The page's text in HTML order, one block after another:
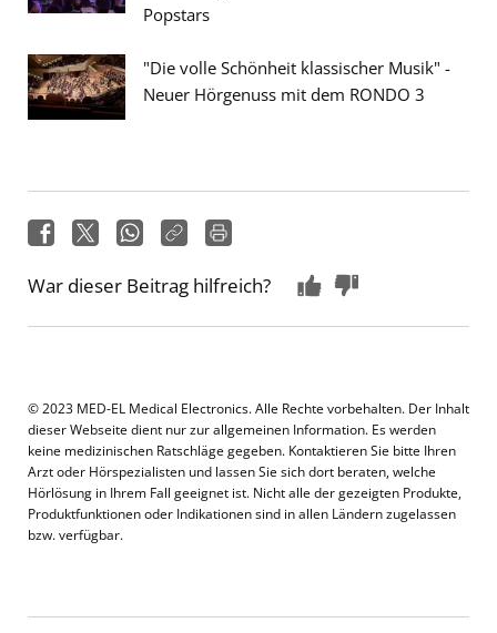
Popstars
"Die volle Schönheit klassischer Musik" -
Neuer Hörgenuss mit dem RONDO 3
War dieser Beitrag hilfreich?
© 2023 MED-EL Medical Electronics. Alle Rechte vorbehalten. Der Inhalt
dieser Webseite dient nur zur allgemeinen Information. Es werden
keine medizinischen Ratschläge gegeben. Kontaktieren Sie bitte Ihren
Arzt oder Hörspezialisten und lassen Sie sich dort beraten, welche
Hörlösung in Ihrem Fall geeignet ist. Nicht alle der gezeigten Produkte,
Produktfunktionen oder Indikationen sind in allen Ländern zugelassen
bzw. verfügbar.